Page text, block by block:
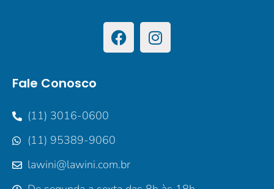
Fale Conosco
(11) 3016-0600
(11) 95389-9060
lawini@lawini.com.br